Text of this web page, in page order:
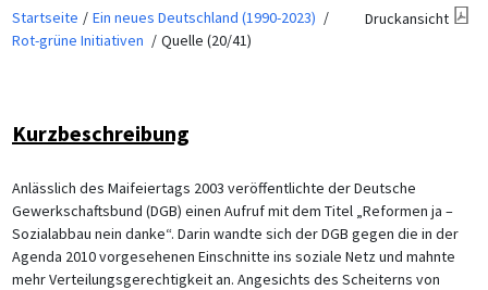
Startseite
Ein neues Deutschland (1990-2023)
Rot-grüne Initiativen
Quelle (20/41)
Druckansicht
Kurzbeschreibung
Anlässlich des Maifeiertags 2003 veröffentlichte der Deutsche
Gewerkschaftsbund (DGB) einen Aufruf mit dem Titel „Reformen ja –
Sozialabbau nein danke“. Darin wandte sich der DGB gegen die in der
Agenda 2010 vorgesehenen Einschnitte ins soziale Netz und mahnte
mehr Verteilungsgerechtigkeit an. Angesichts des Scheiterns von